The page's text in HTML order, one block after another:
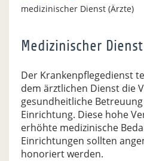
medizinischer Dienst (Ärzte)
Medizinischer
Der Krankenpflegedienst
dem ärztlichen Dienst die
gesundheitliche
Einrichtung. Diese hohe
erhöhte medizinische
Einrichtungen sollten
honoriert werden.